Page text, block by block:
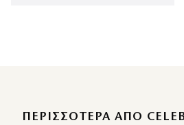
ΠΕΡΙΣΣΌΤΕΡΑ ΑΠΌ